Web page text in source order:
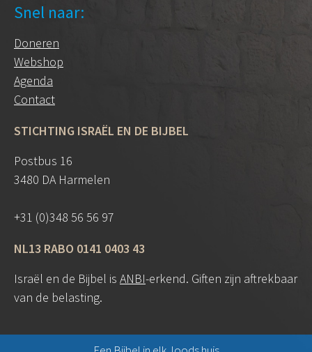
Snel naar:
Doneren
Webshop
Agenda
Contact
STICHTING ISRAËL EN DE BIJBEL
Postbus 16
3480 DA Harmelen
+31 (0)348 56 56 97
NL13 RABO 0141 0403 43
Israël en de Bijbel is ANBI-erkend. Giften zijn aftrekbaar
van de belasting.